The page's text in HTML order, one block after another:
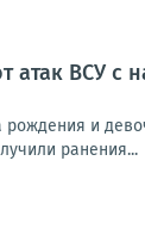
атак ВСУ с
рождения и
ранения...